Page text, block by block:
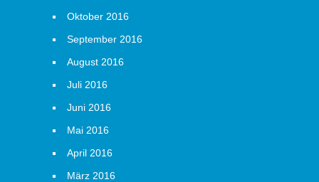
Oktober 2016
September 2016
August 2016
Juli 2016
Juni 2016
Mai 2016
April 2016
März 2016